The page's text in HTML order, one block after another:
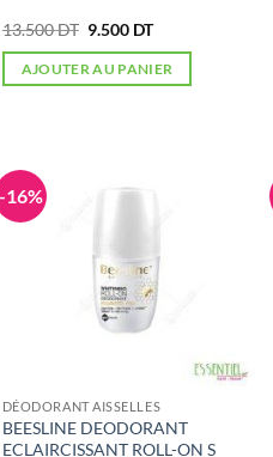
13.500DT Le
initial
était :
9.500 DTLe
actuel
est :
AJOUTER AU PANIER
-16%
DÉODORANT AISSELLES
BEESLINE DEODORANT
ECLAIRCISSANT ROLL-ON S